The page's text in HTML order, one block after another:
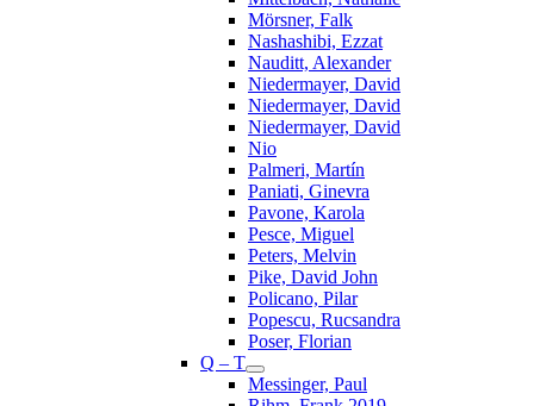
Mörsner, Falk
Nashashibi, Ezzat
Nauditt, Alexander
Niedermayer, David
Niedermayer, David
Niedermayer, David
Nio
Palmeri, Martín
Paniati, Ginevra
Pavone, Karola
Pesce, Miguel
Peters, Melvin
Pike, David John
Policano, Pilar
Popescu, Rucsandra
Poser, Florian
Q – T
Messinger, Paul